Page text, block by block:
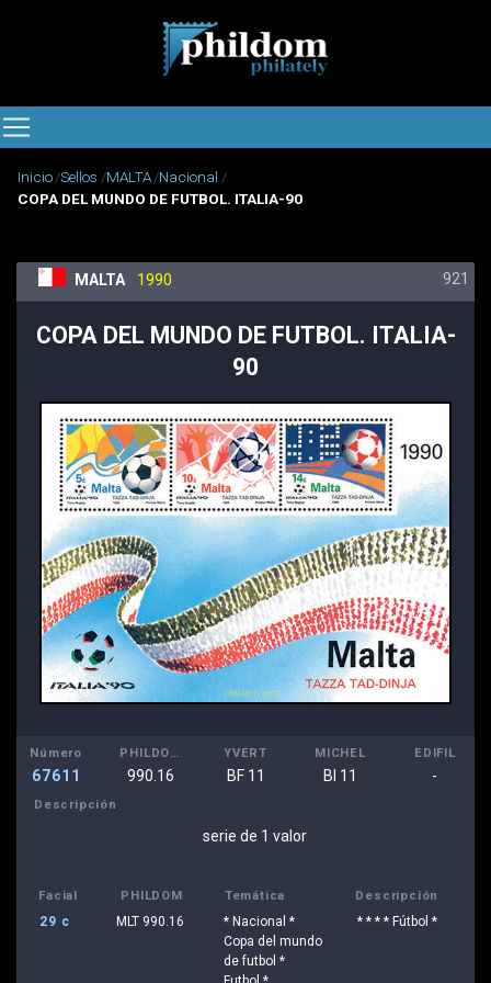
Inicio Sellos MALTA Nacional
COPA DEL MUNDO DE FUTBOL. ITALIA-90
MALTA 1990 921
COPA DEL MUNDO DE FUTBOL. ITALIA-
90
Número
67611 990.16
YVERT
BF 11
MICHEL
Bl 11
EDIFIL
-
Descripción
serie de 1 valor
Facial PHILDOM Temática Descripción
29 c MLT 990.16
* Nacional *
Copa del mundo
de futbol *
* * * * Fútbol *